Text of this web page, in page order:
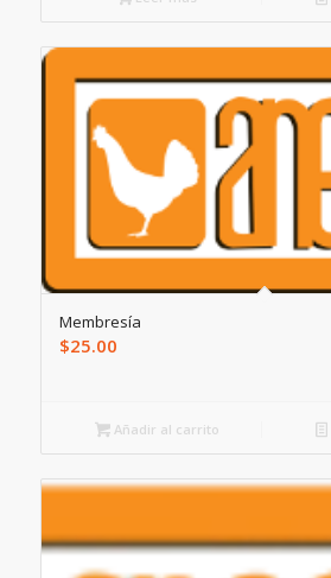
Membresía
$25.00
Añadir al carrito